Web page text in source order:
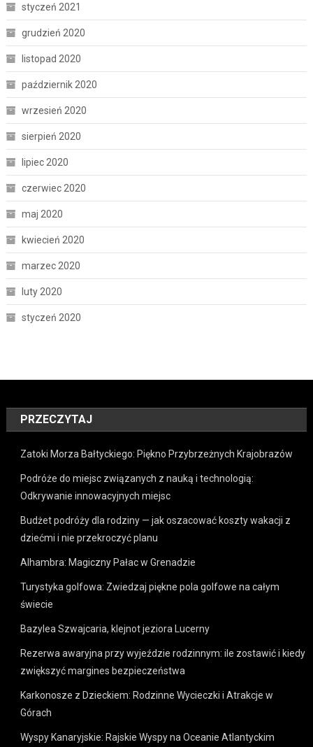
styczeń 2021
grudzień 2020
listopad 2020
październik 2020
wrzesień 2020
sierpień 2020
lipiec 2020
czerwiec 2020
maj 2020
kwiecień 2020
marzec 2020
luty 2020
styczeń 2020
PRZECZYTAJ
Zatoki Morza Bałtyckiego: Piękno Przybrzeżnych Krajobrazów
Podróże do miejsc związanych z nauką i technologią:
Odkrywanie innowacyjnych miejsc
Budżet podróży dla rodziny — jak oszacować koszty wakacji z
dziećmi i nie przekroczyć planu
Alhambra: Magiczny Pałac w Grenadzie
Turystyka golfowa: Zwiedzaj piękne pola golfowe na całym
świecie
Bazylea Szwajcaria, klejnot jeziora Lucerny
Rezerwa awaryjna przy wyjeździe rodzinnym: ile zostawić i kiedy
zwiększyć margines bezpieczeństwa
Karkonosze z Dzieckiem: Rodzinne Wycieczki i Atrakcje w
Górach
Wyspy Kanaryjskie: Rajskie Wyspy na Oceanie Atlantyckim